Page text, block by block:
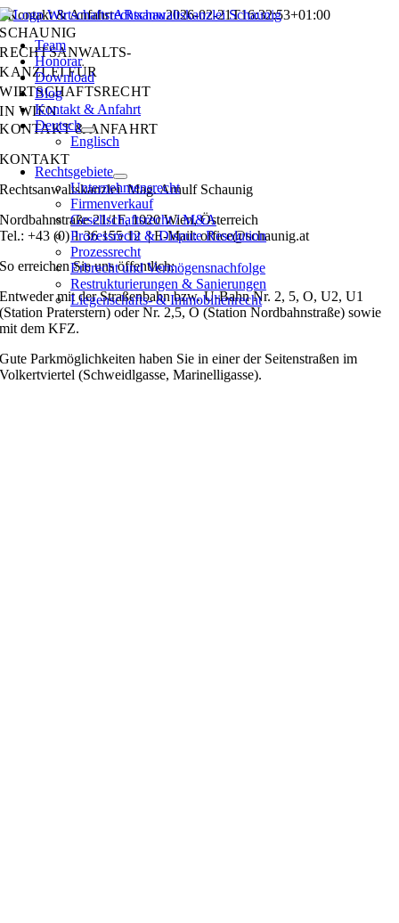
Zum
Inhalt
springen
Team
Honorar
Download
Blog
Kontakt & Anfahrt
Deutsch
Englisch
Rechtsgebiete
Unternehmensrecht
Firmenverkauf
Gesellschaftsrecht / M&A
Prozessrecht & Dispute Resolution
Prozessrecht
Erbrecht und Vermögensnachfolge
Restrukturierungen & Sanierungen
Liegenschafts- & Immobilienrecht
Kontakt & AnfahrtARschau2026-02-21T16:32:53+01:00
SCHAUNIG
RECHTSANWALTS-
KANZLEI FÜR
WIRTSCHAFTSRECHT
IN WIEN
KONTAKT & ANFAHRT
KONTAKT
Rechtsanwaltskanzlei Mag. Arnulf Schaunig
Nordbahnstraße 21/1F, 1020 Wien, Österreich
Tel.: +43 (0) 1 36 155 12 | E-Mail: office@schaunig.at
So erreichen Sie uns öffentlich:
Entweder mit der Straßenbahn bzw. U-Bahn Nr. 2, 5, O, U2, U1
(Station Praterstern) oder Nr. 2,5, O (Station Nordbahnstraße) sowie
mit dem KFZ.
Gute Parkmöglichkeiten haben Sie in einer der Seitenstraßen im
Volkertviertel (Schweidlgasse, Marinelligasse).